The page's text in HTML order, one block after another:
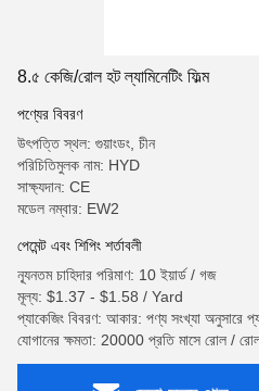
8.৫ কেজি/রোল হট ল্যামিনেটিং ফিল্ম
পণ্যের বিবরণ
উৎপত্তি স্থল: গুয়াংডং, চীন
পরিচিতিমুলক নাম: HYD
সাক্ষ্যদান: CE
মডেল নম্বার: EW2
পেমেন্ট এবং শিপিং শর্তাবলী
ন্যূনতম চাহিদার পরিমাণ: 10 ইয়ার্ড / গজ
মূল্য: $1.37 - $1.58 / Yard
প্যাকেজিং বিবরণ: আকার: পণ্য সংখ্যা অনুসারে
যোগানের ক্ষমতা: 20000 প্রতি মাসে রোল /